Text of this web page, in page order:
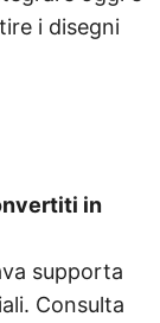
i disegni
in
supporta
Consulta